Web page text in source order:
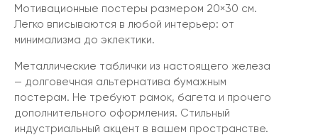
Мотивационные постеры размером 20×30 см.
Легко вписываются в любой интерьер: от
минимализма до эклектики.
Металлические таблички из настоящего железа
— долговечная альтернатива бумажным
постерам. Не требуют рамок, багета и прочего
дополнительного оформления. Стильный
индустриальный акцент в вашем пространстве.